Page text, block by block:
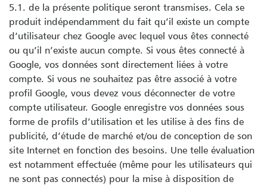
5.1. de la présente politique seront transmises. Cela se
produit indépendamment du fait qu’il existe un compte
d’utilisateur chez Google avec lequel vous êtes connecté
ou qu’il n’existe aucun compte. Si vous êtes connecté à
Google, vos données sont directement liées à votre
compte. Si vous ne souhaitez pas être associé à votre
profil Google, vous devez vous déconnecter de votre
compte utilisateur. Google enregistre vos données sous
forme de profils d’utilisation et les utilise à des fins de
publicité, d’étude de marché et/ou de conception de son
site Internet en fonction des besoins. Une telle évaluation
est notamment effectuée (même pour les utilisateurs qui
ne sont pas connectés) pour la mise à disposition de